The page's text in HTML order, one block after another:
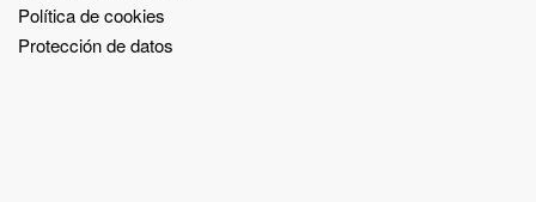
Política de cookies
Protección de datos